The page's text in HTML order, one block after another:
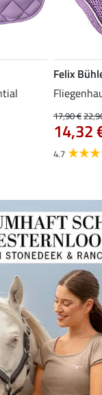
Felix
17,90 €
14,32
4.7